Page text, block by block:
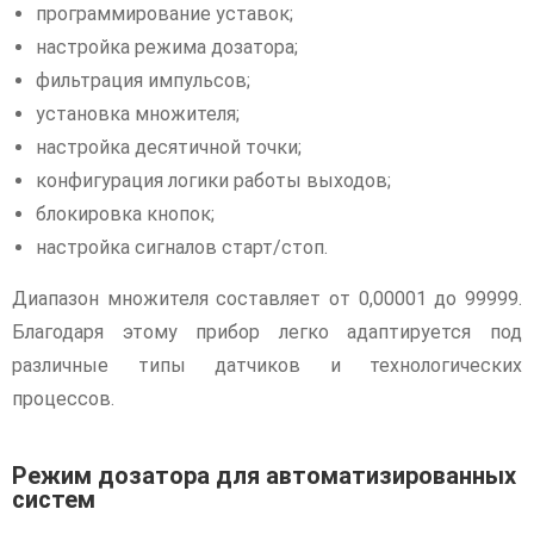
программирование уставок;
настройка режима дозатора;
фильтрация импульсов;
установка множителя;
настройка десятичной точки;
конфигурация логики работы выходов;
блокировка кнопок;
настройка сигналов старт/стоп.
Диапазон множителя составляет от 0,00001 до 99999.
Благодаря этому прибор легко адаптируется под
различные типы датчиков и технологических
процессов.
Режим дозатора для автоматизированных
систем